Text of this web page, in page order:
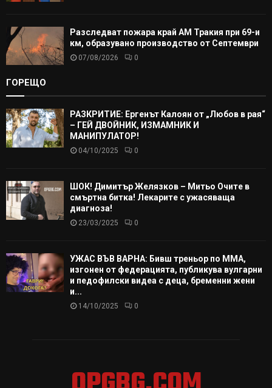
Разследват пожара край АМ Тракия при 69-и
км, образувано производство от Септември
07/08/2026 0
ГОРЕЩО
РАЗКРИТИЕ: Ергенът Калоян от „Любов в рая“
– ГЕЙ ДВОЙНИК, ИЗМАМНИК И
МАНИПУЛАТОР!
04/10/2025 0
ШОК! Димитър Желязков – Митьо Очите в
смъртна битка! Лекарите с ужасяваща
диагноза!
23/03/2025 0
УЖАС ВЪВ ВАРНА: Бивш треньор по ММА,
изгонен от федерацията, публикува вулгарни
и педофилски видеа с деца, бременни жени
и...
14/10/2025 0